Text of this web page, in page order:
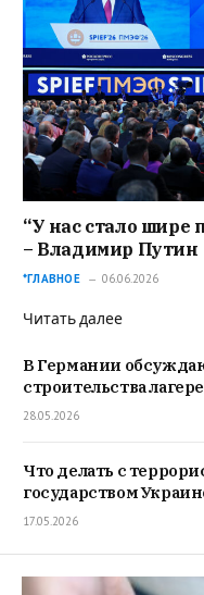
“У нас стало шире
– Владимир Путин
*ГЛАВНОЕ 06.06.2026
Читать далее
В Германии
строительства
28.05.2026
Что делать с
государством
17.05.2026